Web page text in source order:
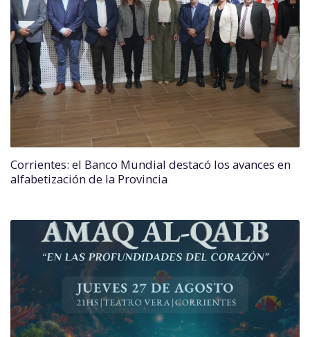
Corrientes: el Banco Mundial destacó los avances en
alfabetización de la Provincia